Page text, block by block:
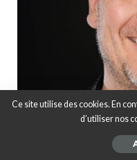
Ce site utilise des cookies. En
d’utiliser nos